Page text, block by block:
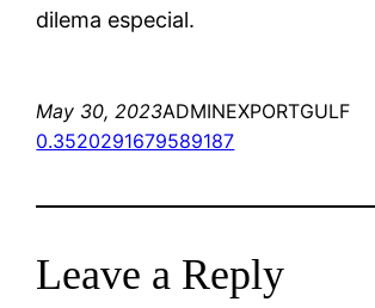
dilema especial.
May 30, 2023ADMINEXPORTGULF
0.3520291679589187
Leave a Reply